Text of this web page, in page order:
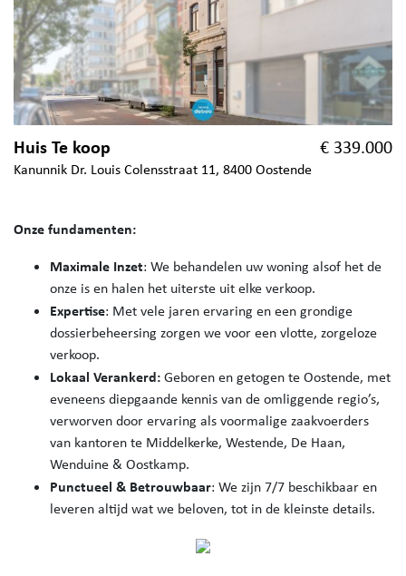
Huis Te koop € 339.000
Kanunnik Dr. Louis Colensstraat 11, 8400 Oostende
Onze fundamenten:
Maximale Inzet: We behandelen uw woning alsof het de
onze is en halen het uiterste uit elke verkoop.
Expertise: Met vele jaren ervaring en een grondige
dossierbeheersing zorgen we voor een vlotte, zorgeloze
verkoop.
Lokaal Verankerd:Geboren en getogen te Oostende, met
eveneens diepgaande kennis van de omliggende regio’s,
verworven door ervaring als voormalige zaakvoerders
van kantoren te Middelkerke, Westende, De Haan,
Wenduine & Oostkamp.
Punctueel & Betrouwbaar: We zijn 7/7 beschikbaar en
leveren altijd wat we beloven, tot in de kleinste details.